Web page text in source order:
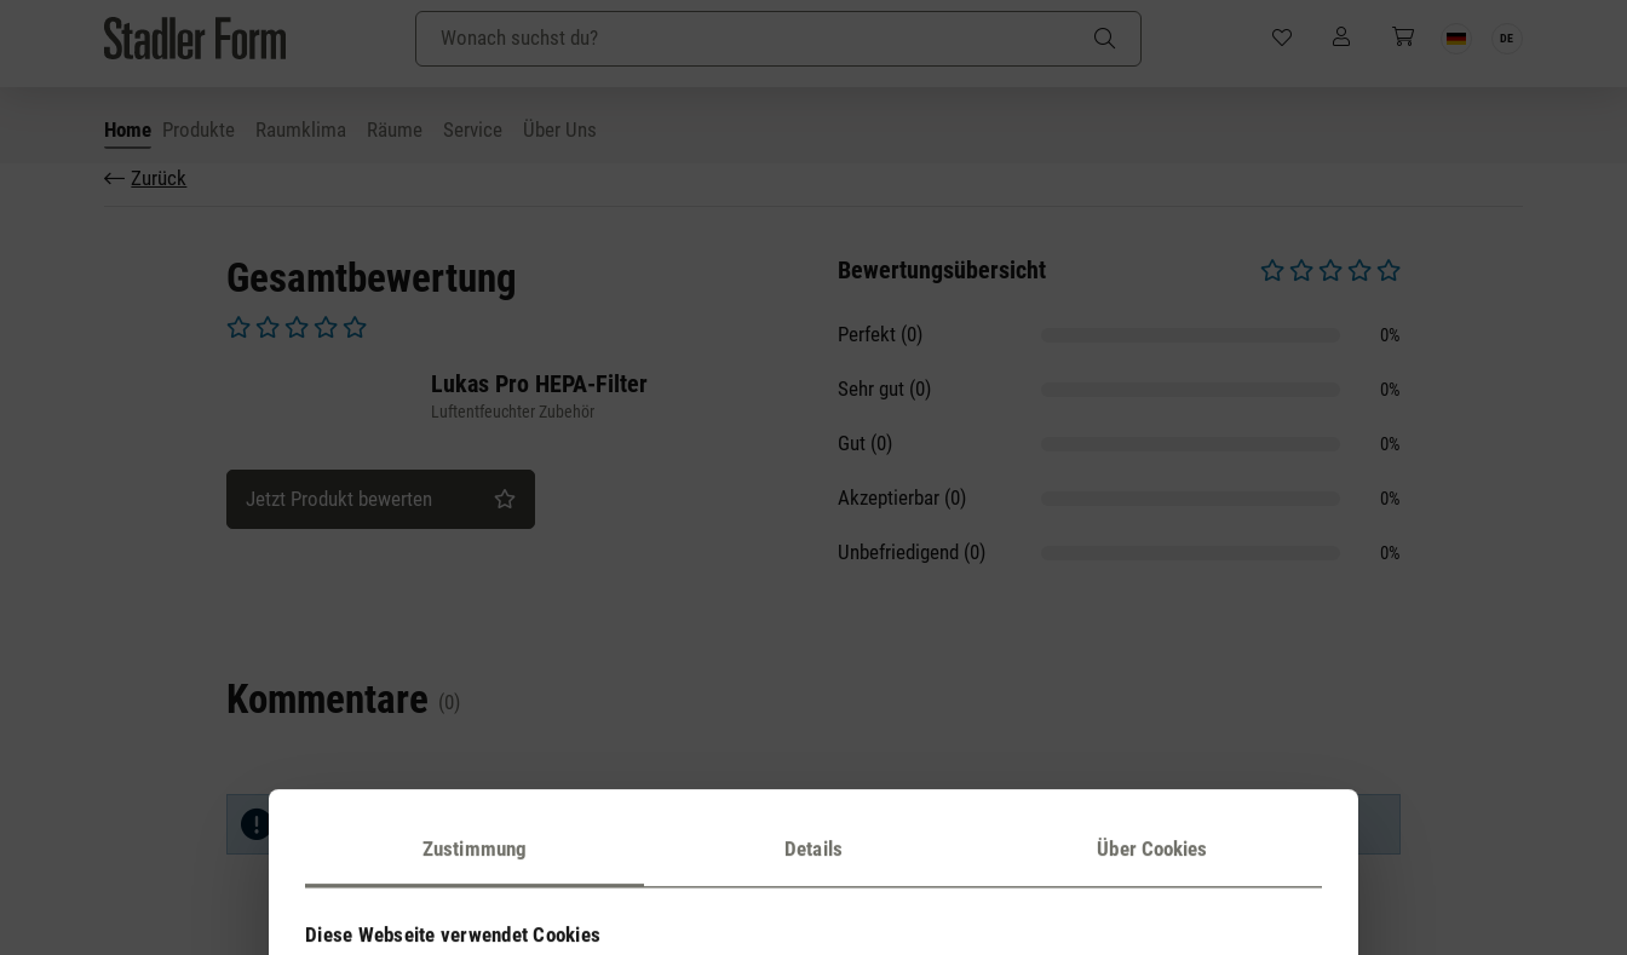
Zustimmung Details Über Cookies
Diese Webseite verwendet Cookies
Hauptinhalt springen
Zur Suche springen
Zur Hauptnavigation springen
DE
Home Produkte Raumklima Räume Service
Über Uns
Zurück
Gesamtbewertung
Lukas Pro HEPA-Filter
Luftentfeuchter Zubehör
Jetzt Produkt bewerten
Bewertungsübersicht
Perfekt (0) 0%
Sehr gut (0) 0%
Gut (0) 0%
Akzeptierbar (0) 0%
Unbefriedigend (0) 0%
Kommentare (0)